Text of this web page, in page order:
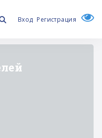
Вход Регистрация